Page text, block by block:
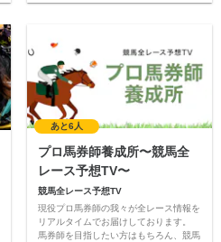
あと6人
プロ馬券師養成所〜競馬全
レース予想TV〜
競馬全レース予想TV
現役プロ馬券師の我々が全レース情報を
リアルタイムでお届けしております。
馬券師を目指したい方はもちろん、競馬